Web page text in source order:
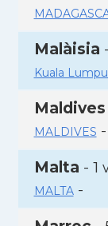
Malàisia
Kuala
Maldives
MALDIVES -
Malta - 1
MALTA-